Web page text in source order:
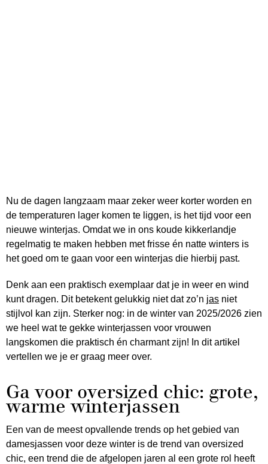
Nu de dagen langzaam maar zeker weer korter worden en
de temperaturen lager komen te liggen, is het tijd voor een
nieuwe winterjas. Omdat we in ons koude kikkerlandje
regelmatig te maken hebben met frisse én natte winters is
het goed om te gaan voor een winterjas die hierbij past.
Denk aan een praktisch exemplaar dat je in weer en wind
kunt dragen. Dit betekent gelukkig niet dat zo’n jas niet
stijlvol kan zijn. Sterker nog: in de winter van 2025/2026 zien
we heel wat te gekke winterjassen voor vrouwen
langskomen die praktisch én charmant zijn! In dit artikel
vertellen we je er graag meer over.
Ga voor oversized chic: grote,
warme winterjassen
Een van de meest opvallende trends op het gebied van
damesjassen voor deze winter is de trend van oversized
chic, een trend die de afgelopen jaren al een grote rol heeft